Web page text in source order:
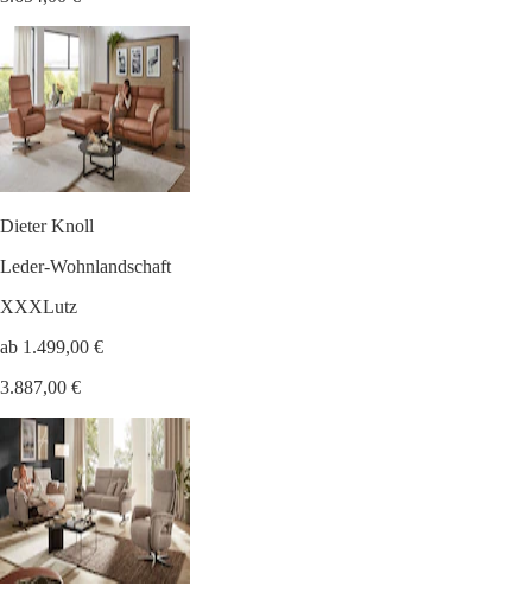
Dieter Knoll
Leder-Wohnlandschaft
XXXLutz
ab 1.499,00 €
3.887,00 €